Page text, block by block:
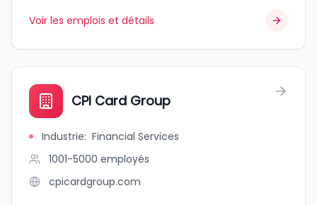
Voir les emplois et détails
CPI Card Group
Industrie: Financial Services
1001-5000 employés
cpicardgroup.com